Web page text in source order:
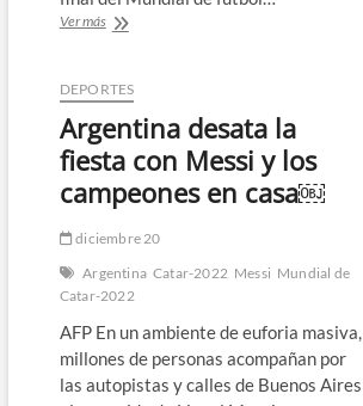
Ver másLa
cómo
pudo
un
chef
turco
hacerse
fotos
en
campo
tras
del
Mundial
￼
DEPORTES
Argentina desata la
fiesta con Messi y los
campeones en casa￼
diciembre 20
Argentina Catar-2022 Messi Mundial de
Catar-2022
AFP En un ambiente de euforia masiva,
millones de personas acompañan por
las autopistas y calles de Buenos Aires